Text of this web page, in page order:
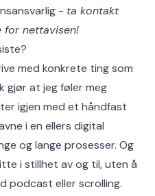
- ta kontakt
for nettavisen!
med konkrete ting som
gjør at jeg føler meg
igjen med et håndfast
i en ellers digital
og lange prosesser. Og
i stillhet av og til, uten å
podcast eller scrolling.